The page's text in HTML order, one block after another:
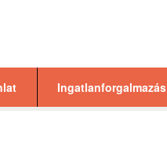
Ingatlanforgalmazás